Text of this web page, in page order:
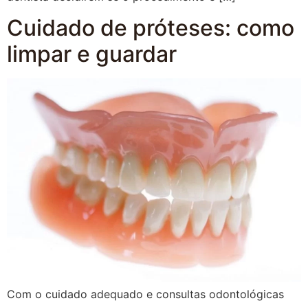
Cuidado de próteses: como
limpar e guardar
Com o cuidado adequado e consultas odontológicas